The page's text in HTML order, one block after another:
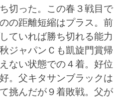
切った。この春３戦目で
の距離短縮はプラス。前
ていれば勝ち切れる能力
ジャパンＣも凱旋門賞帰
ない状態での４着。好位
。父キタサンブラックは
挑んだが９着敗戦。父が